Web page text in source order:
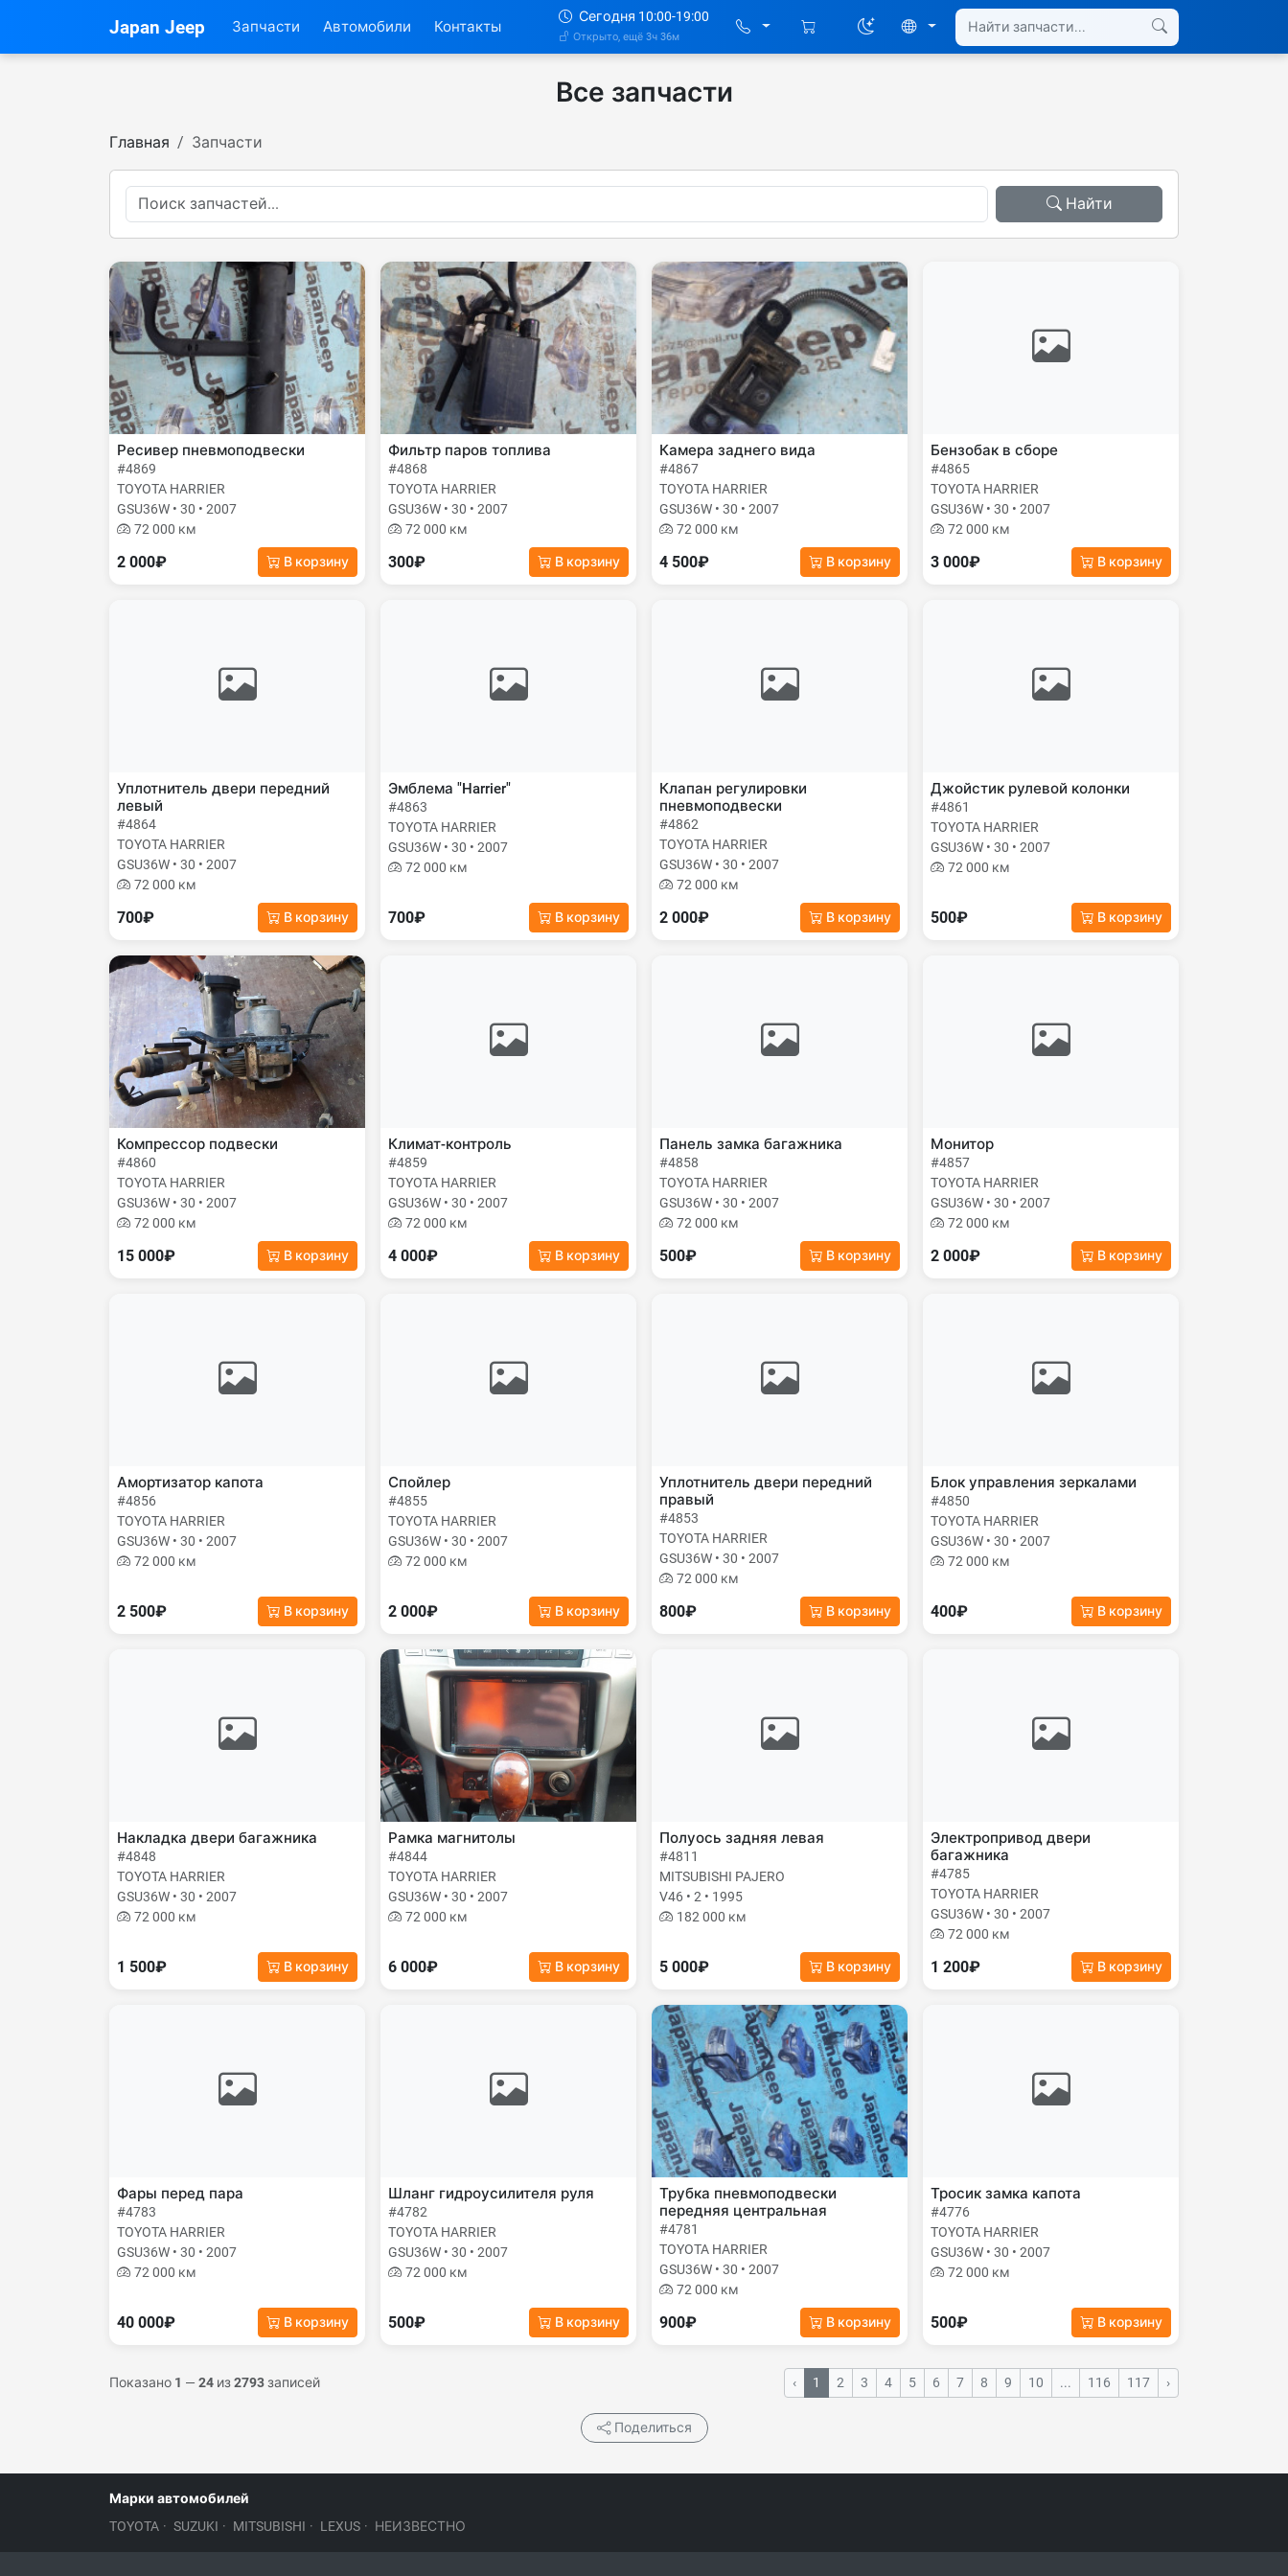
Japan Jeep Запчасти Автомобили Контакты
Сегодня 10:00-19:00
Открыто, ещё 3ч 36м
Все запчасти
Главная Запчасти
Найти
Ресивер пневмоподвески
#4869
TOYOTA HARRIER
GSU36W • 30 • 2007
72 000 км
2 000₽ В корзину
Фильтр паров топлива
#4868
TOYOTA HARRIER
GSU36W • 30 • 2007
72 000 км
300₽ В корзину
Камера заднего вида
#4867
TOYOTA HARRIER
GSU36W • 30 • 2007
72 000 км
4 500₽ В корзину
Бензобак в сборе
#4865
TOYOTA HARRIER
GSU36W • 30 • 2007
72 000 км
3 000₽ В корзину
Уплотнитель двери передний
левый
#4864
TOYOTA HARRIER
GSU36W • 30 • 2007
72 000 км
700₽ В корзину
Эмблема "Harrier"
#4863
TOYOTA HARRIER
GSU36W • 30 • 2007
72 000 км
700₽ В корзину
Клапан регулировки
пневмоподвески
#4862
TOYOTA HARRIER
GSU36W • 30 • 2007
72 000 км
2 000₽ В корзину
Джойстик рулевой колонки
#4861
TOYOTA HARRIER
GSU36W • 30 • 2007
72 000 км
500₽ В корзину
Компрессор подвески
#4860
TOYOTA HARRIER
GSU36W • 30 • 2007
72 000 км
15 000₽ В корзину
Климат-контроль
#4859
TOYOTA HARRIER
GSU36W • 30 • 2007
72 000 км
4 000₽ В корзину
Панель замка багажника
#4858
TOYOTA HARRIER
GSU36W • 30 • 2007
72 000 км
500₽ В корзину
Монитор
#4857
TOYOTA HARRIER
GSU36W • 30 • 2007
72 000 км
2 000₽ В корзину
Амортизатор капота
#4856
TOYOTA HARRIER
GSU36W • 30 • 2007
72 000 км
2 500₽ В корзину
Спойлер
#4855
TOYOTA HARRIER
GSU36W • 30 • 2007
72 000 км
2 000₽ В корзину
Уплотнитель двери передний
правый
#4853
TOYOTA HARRIER
GSU36W • 30 • 2007
72 000 км
800₽ В корзину
Блок управления зеркалами
#4850
TOYOTA HARRIER
GSU36W • 30 • 2007
72 000 км
400₽ В корзину
Накладка двери багажника
#4848
TOYOTA HARRIER
GSU36W • 30 • 2007
72 000 км
1 500₽ В корзину
Рамка магнитолы
#4844
TOYOTA HARRIER
GSU36W • 30 • 2007
72 000 км
6 000₽ В корзину
Полуось задняя левая
#4811
MITSUBISHI PAJERO
V46 • 2 • 1995
182 000 км
5 000₽ В корзину
Электропривод двери
багажника
#4785
TOYOTA HARRIER
GSU36W • 30 • 2007
72 000 км
1 200₽ В корзину
Фары перед пара
#4783
TOYOTA HARRIER
GSU36W • 30 • 2007
72 000 км
40 000₽ В корзину
Шланг гидроусилителя руля
#4782
TOYOTA HARRIER
GSU36W • 30 • 2007
72 000 км
500₽ В корзину
Трубка пневмоподвески
передняя центральная
#4781
TOYOTA HARRIER
GSU36W • 30 • 2007
72 000 км
900₽ В корзину
Тросик замка капота
#4776
TOYOTA HARRIER
GSU36W • 30 • 2007
72 000 км
500₽ В корзину
Показано 1 — 24 из2793записей ‹ 1 2 3 4 5 6 7 8 9 10 ... 116 117 ›
Поделиться
Марки автомобилей
TOYOTA · SUZUKI · MITSUBISHI · LEXUS · НЕИЗВЕСТНО